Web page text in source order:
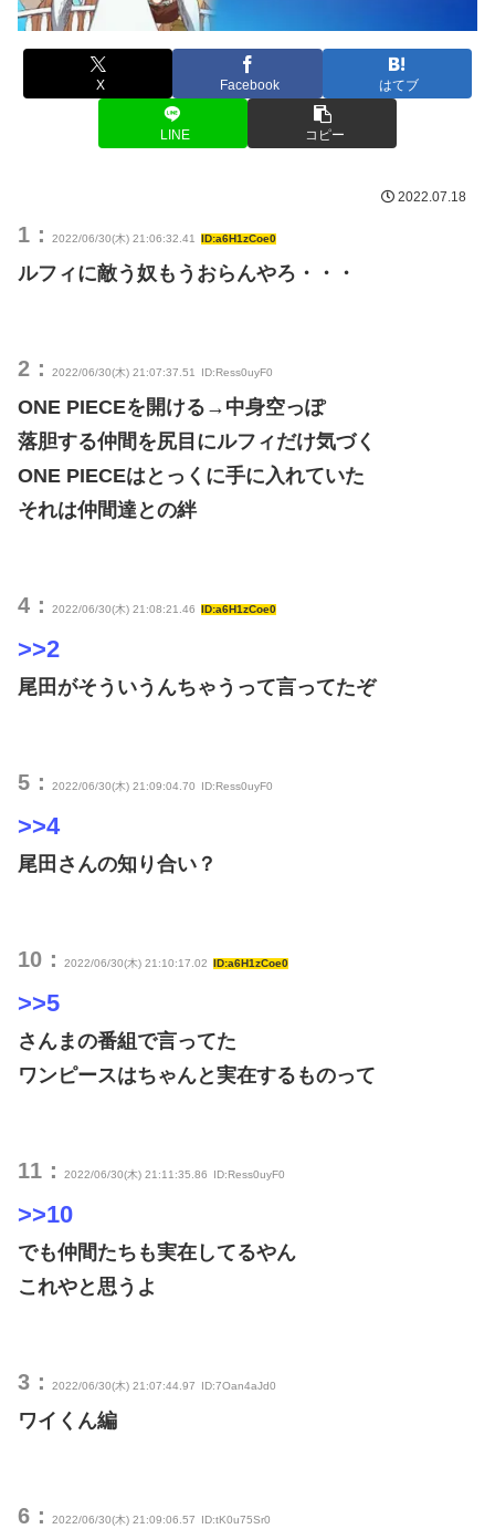
X Facebook はてブ
LINE コピー
2022.07.18
1： 2022/06/30(木) 21:06:32.41 ID:a6H1zCoe0
ルフィに敵う奴もうおらんやろ・・・
2： 2022/06/30(木) 21:07:37.51 ID:Ress0uyF0
ONE PIECEを開ける→中身空っぽ
落胆する仲間を尻目にルフィだけ気づく
ONE PIECEはとっくに手に入れていた
それは仲間達との絆
4： 2022/06/30(木) 21:08:21.46 ID:a6H1zCoe0
>>2
尾田がそういうんちゃうって言ってたぞ
5： 2022/06/30(木) 21:09:04.70 ID:Ress0uyF0
>>4
尾田さんの知り合い？
10： 2022/06/30(木) 21:10:17.02 ID:a6H1zCoe0
>>5
さんまの番組で言ってた
ワンピースはちゃんと実在するものって
11： 2022/06/30(木) 21:11:35.86 ID:Ress0uyF0
>>10
でも仲間たちも実在してるやん
これやと思うよ
3： 2022/06/30(木) 21:07:44.97 ID:7Oan4aJd0
ワイくん編
6： 2022/06/30(木) 21:09:06.57 ID:tK0u75Sr0